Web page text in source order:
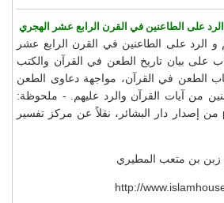
على الطاعنين في القرن الرابع عشر الهجري
و الرد على الطاعنين في القرن الرابع عشر
على بيان تاريخ الطعن في القرآن والكتب
الطعن في القرآن، مواجهة دعاوى الطعن
من آيات القرآن والرد عليهم. - ملحوظة:
الكتاب نسخة مصورة pdf من إصدار دار البشائر، نقلاً عن مركز تفسير
بن متعب المطيري
http://